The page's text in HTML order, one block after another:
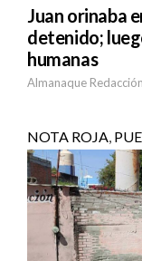
Juan orinaba
detenido;
humanas
Almanaque Redacción
NOTA ROJA,